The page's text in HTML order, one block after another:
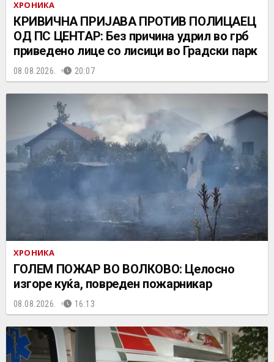
ХРОНИКА
КРИВИЧНА ПРИЈАВА ПРОТИВ ПОЛИЦАЕЦ
ОД ПС ЦЕНТАР: Без причина удрил во грб
приведено лице со лисици во Градски парк
08.08.2026. 20:07
ХРОНИКА
ГОЛЕМ ПОЖАР ВО ВОЛКОВО: Целосно
изгоре куќа, повреден пожарникар
08.08.2026. 16:13